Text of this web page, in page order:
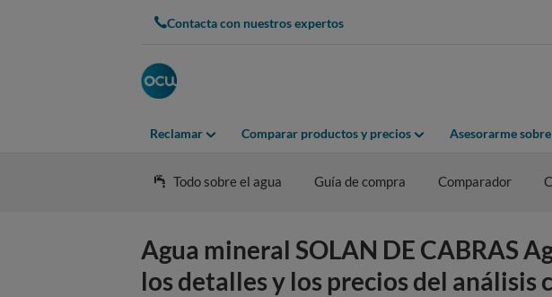
Contacta con nuestros expertos
Reclamar Comparar productos y precios Asesorarme
Todo sobre el agua Guía de compra Comparador
Agua mineral SOLAN DE CABRAS
los detalles y los precios del análisis